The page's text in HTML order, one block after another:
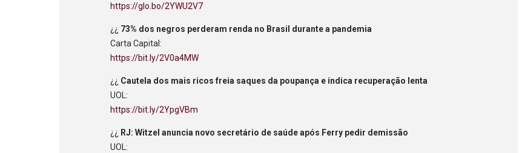
https://glo.bo/2YWU2V7
¿¿ 73% dos negros perderam renda no Brasil durante a pandemia
Carta Capital:
https://bit.ly/2V0a4MW
¿¿ Cautela dos mais ricos freia saques da poupança e indica recuperação lenta
UOL:
https://bit.ly/2YpgVBm
¿¿ RJ: Witzel anuncia novo secretário de saúde após Ferry pedir demissão
UOL: